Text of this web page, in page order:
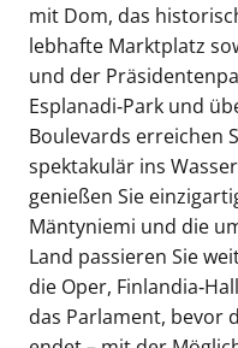
mit Dom, das
lebhafte Marktplatz
und der
Esplanadi‑Park und
Boulevards erreichen
spektakulär ins
genießen Sie
Mäntyniemi und die
Land passieren Sie
die Oper,
das Parlament, bevor